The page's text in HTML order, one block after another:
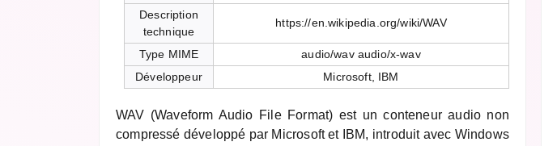
Description
technique
https://en.wikipedia.org/wiki/WAV
Type MIME
audio/wav audio/x-wav
Développeur
Microsoft, IBM
WAV (Waveform Audio File Format) est un conteneur audio non
compressé développé par Microsoft et IBM, introduit avec Windows